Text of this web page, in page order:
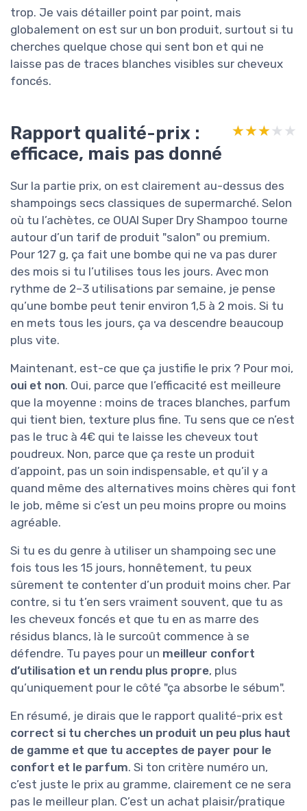
trop. Je vais détailler point par point, mais
globalement on est sur un bon produit, surtout si tu
cherches quelque chose qui sent bon et qui ne
laisse pas de traces blanches visibles sur cheveux
foncés.
Rapport qualité-prix :
efficace, mais pas donné
★★★★★
★★★★★
Sur la partie prix, on est clairement au-dessus des
shampoings secs classiques de supermarché. Selon
où tu l’achètes, ce OUAI Super Dry Shampoo tourne
autour d’un tarif de produit "salon" ou premium.
Pour 127 g, ça fait une bombe qui ne va pas durer
des mois si tu l’utilises tous les jours. Avec mon
rythme de 2–3 utilisations par semaine, je pense
qu’une bombe peut tenir environ 1,5 à 2 mois. Si tu
en mets tous les jours, ça va descendre beaucoup
plus vite.
Maintenant, est-ce que ça justifie le prix ? Pour moi,
oui et non. Oui, parce que l’efficacité est meilleure
que la moyenne : moins de traces blanches, parfum
qui tient bien, texture plus fine. Tu sens que ce n’est
pas le truc à 4€ qui te laisse les cheveux tout
poudreux. Non, parce que ça reste un produit
d’appoint, pas un soin indispensable, et qu’il y a
quand même des alternatives moins chères qui font
le job, même si c’est un peu moins propre ou moins
agréable.
Si tu es du genre à utiliser un shampoing sec une
fois tous les 15 jours, honnêtement, tu peux
sûrement te contenter d’un produit moins cher. Par
contre, si tu t’en sers vraiment souvent, que tu as
les cheveux foncés et que tu en as marre des
résidus blancs, là le surcoût commence à se
défendre. Tu payes pour un meilleur confort
d’utilisation et un rendu plus propre, plus
qu’uniquement pour le côté "ça absorbe le sébum".
En résumé, je dirais que le rapport qualité-prix est
correct si tu cherches un produit un peu plus haut
de gamme et que tu acceptes de payer pour le
confort et le parfum. Si ton critère numéro un,
c’est juste le prix au gramme, clairement ce ne sera
pas le meilleur plan. C’est un achat plaisir/pratique